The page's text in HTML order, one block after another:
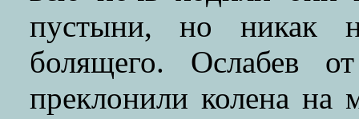
пустыни, но никак
болящего. Ослабев
преклонили колена на